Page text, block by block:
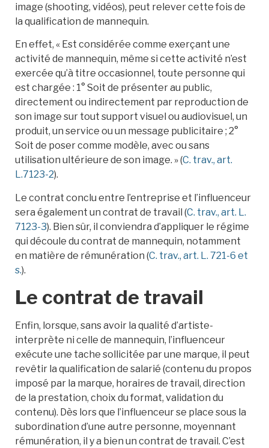
image (shooting, vidéos), peut relever cette fois de
la qualification de mannequin.
En effet, « Est considérée comme exerçant une
activité de mannequin, même si cette activité n’est
exercée qu’à titre occasionnel, toute personne qui
est chargée : 1° Soit de présenter au public,
directement ou indirectement par reproduction de
son image sur tout support visuel ou audiovisuel, un
produit, un service ou un message publicitaire ; 2°
Soit de poser comme modèle, avec ou sans
utilisation ultérieure de son image. » (C. trav., art.
L.7123-2).
Le contrat conclu entre l’entreprise et l’influenceur
sera également un contrat de travail (C. trav., art. L.
7123-3). Bien sûr, il conviendra d’appliquer le régime
qui découle du contrat de mannequin, notamment
en matière de rémunération (C. trav., art. L. 721-6 et
s.).
Le contrat de travail
Enfin, lorsque, sans avoir la qualité d’artiste-
interprète ni celle de mannequin, l’influenceur
exécute une tache sollicitée par une marque, il peut
revêtir la qualification de salarié (contenu du propos
imposé par la marque, horaires de travail, direction
de la prestation, choix du format, validation du
contenu). Dès lors que l’influenceur se place sous la
subordination d’une autre personne, moyennant
rémunération, il y a bien un contrat de travail. C’est